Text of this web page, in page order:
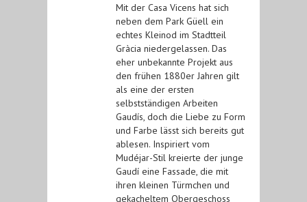
Mit der Casa Vicens hat sich
neben dem Park Güell ein
echtes Kleinod im Stadtteil
Gràcia niedergelassen. Das
eher unbekannte Projekt aus
den frühen 1880er Jahren gilt
als eine der ersten
selbstständigen Arbeiten
Gaudís, doch die Liebe zu Form
und Farbe lässt sich bereits gut
ablesen. Inspiriert vom
Mudéjar-Stil kreierte der junge
Gaudí eine Fassade, die mit
ihren kleinen Türmchen und
gekacheltem Obergeschoss